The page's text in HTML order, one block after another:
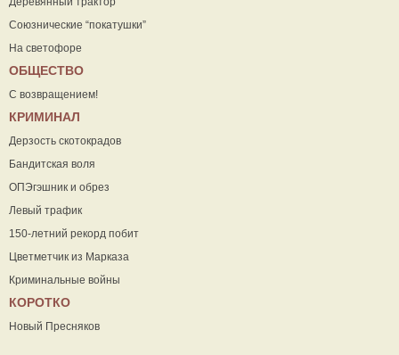
Союзнические “покатушки”
На светофоре
ОБЩЕСТВО
С возвращением!
КРИМИНАЛ
Дерзость скотокрадов
Бандитская воля
ОПЭгэшник и обрез
Левый трафик
150-летний рекорд побит
Цветметчик из Марказа
Криминальные войны
КОРОТКО
Новый Пресняков